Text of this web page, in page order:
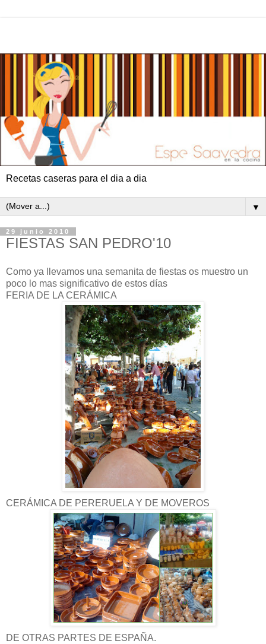
Recetas caseras para el dia a dia
▼
29 junio 2010
FIESTAS SAN PEDRO'10
Como ya llevamos una semanita de fiestas os muestro un
poco lo mas significativo de estos días
FERIA DE LA CERÁMICA
CERÁMICA DE PERERUELA Y DE MOVEROS
DE OTRAS PARTES DE ESPAÑA.